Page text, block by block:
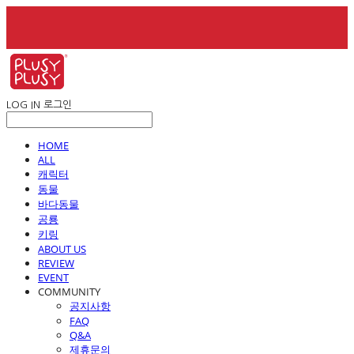
LOG IN 로그인
HOME
ALL
캐릭터
동물
바다동물
공룡
키링
ABOUT US
REVIEW
EVENT
COMMUNITY
공지사항
FAQ
Q&A
제휴문의